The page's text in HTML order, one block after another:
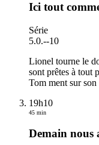
Ici tout
Série
5.0.--10
Lionel tourne le
sont prêtes à tout
Tom ment sur son
19h10
45 min
Demain nous